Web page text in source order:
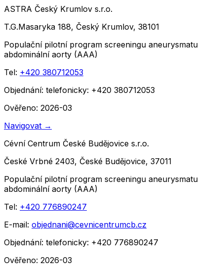
ASTRA Český Krumlov s.r.o.
T.G.Masaryka 188, Český Krumlov, 38101
Populační pilotní program screeningu aneurysmatu
abdominální aorty (AAA)
Tel: +420 380712053
Objednání: telefonicky: +420 380712053
Ověřeno: 2026-03
Navigovat →
Cévní Centrum České Budějovice s.r.o.
České Vrbné 2403, České Budějovice, 37011
Populační pilotní program screeningu aneurysmatu
abdominální aorty (AAA)
Tel: +420 776890247
E-mail: objednani@cevnicentrumcb.cz
Objednání: telefonicky: +420 776890247
Ověřeno: 2026-03